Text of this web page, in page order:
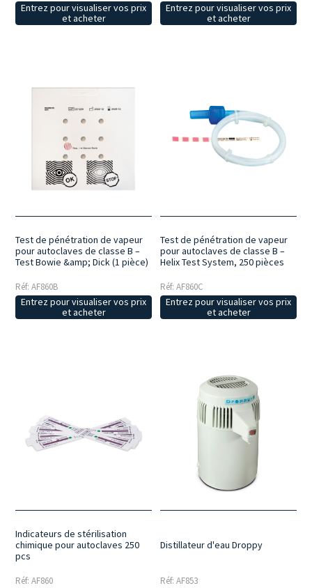
Entrez pour visualiser vos prix
et acheter
Entrez pour visualiser vos prix
et acheter
Test de pénétration de vapeur
pour autoclaves de classe B –
Test Bowie &amp; Dick (1 pièce)
Réf: AF860B
Entrez pour visualiser vos prix
et acheter
Test de pénétration de vapeur
pour autoclaves de classe B –
Helix Test System, 250 pièces
Réf: AF860C
Entrez pour visualiser vos prix
et acheter
Indicateurs de stérilisation
chimique pour autoclaves 250
pcs
Réf: AF860
Distillateur d'eau Droppy
Réf: AF853